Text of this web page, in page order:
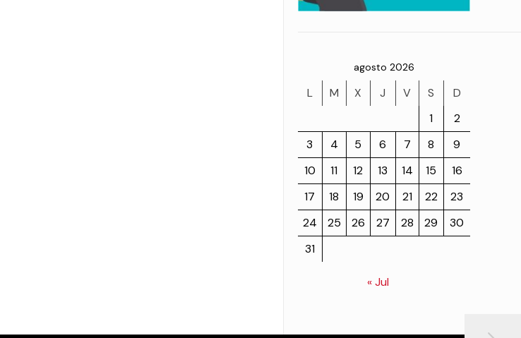
agosto 2026
L M X J V S
D
1
2
3
4 5 6 7 8
9
10
11 12 13 14 15
16
17
18 19 20 21 22
23
24
25 26 27 28 29
30
31
« Jul